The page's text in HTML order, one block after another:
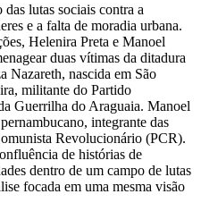
lutas sociais contra a
e a falta de moradia urbana.
Helenira Preta e Manoel
duas vítimas da ditadura
Nazareth, nascida em São
militante do Partido
Guerrilha do Araguaia. Manoel
integrante das
Revolucionário (PCR).
de histórias de
dentro de um campo de lutas
focada em uma mesma visão